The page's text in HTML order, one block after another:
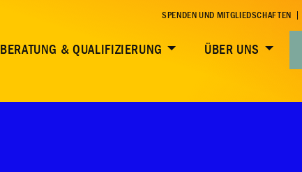
SPENDEN UND MITGLIEDSCHAFTEN
BERATUNG & QUALIFIZIERUNG ÜBER UNS